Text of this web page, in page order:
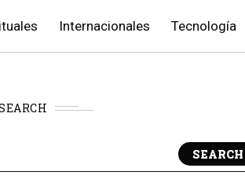
Internacionales Tecnología
SEARCH